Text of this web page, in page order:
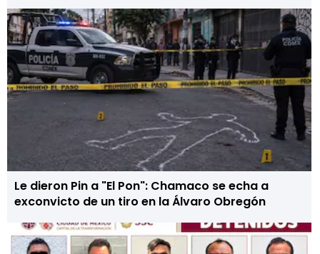
Le dieron Pin a "El Pon": Chamaco se echa a
exconvicto de un tiro en la Álvaro Obregón